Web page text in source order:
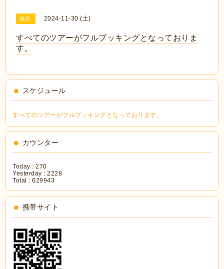
満席 2024-11-30 (土)
すべてのツアーがフルブッキングとなっておりま
す。
スケジュール
すべてのツアーがフルブッキングとなっております。
カウンター
Today :270
Yesterday :2228
Total :629943
携帯サイト